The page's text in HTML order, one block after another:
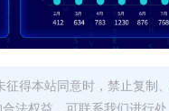
得本站同意时，禁止复制